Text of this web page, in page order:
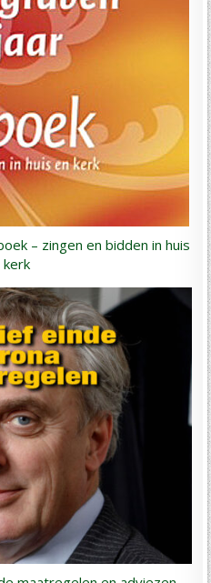
– zingen en bidden in huis
kerk